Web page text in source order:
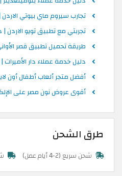
تجارب سيروم ماي بيوتي
تجربتي مع تطبيق تويو
طريقة تحميل تطبيق قصر
دليل خدمة عملاء دار الأميرات |
أفضل متجر ألعاب أطفال أون
أقوى عروض نون مصر على
طرق الشحن
شحن سريع (2-4 أيام عمل)